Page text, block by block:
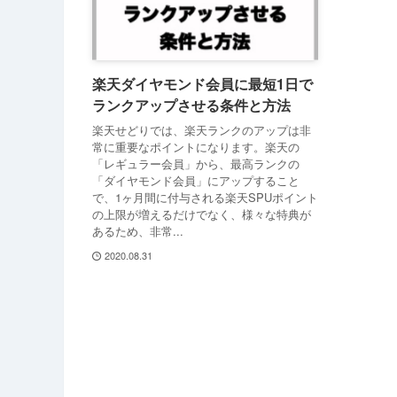
楽天ダイヤモンド会員に最短1日で
ランクアップさせる条件と方法
楽天せどりでは、楽天ランクのアップは非
常に重要なポイントになります。楽天の
「レギュラー会員」から、最高ランクの
「ダイヤモンド会員」にアップすること
で、1ヶ月間に付与される楽天SPUポイント
の上限が増えるだけでなく、様々な特典が
あるため、非常...
2020.08.31